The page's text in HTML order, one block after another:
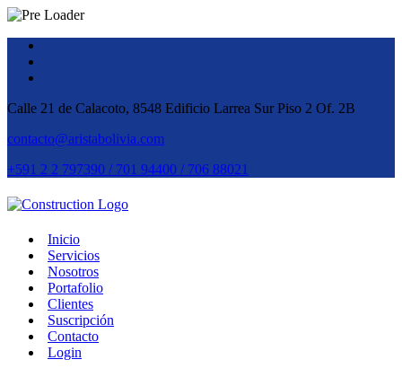
Calle 21 de Calacoto, 8548 Edificio Larrea Sur Piso 2 Of. 2B
contacto@aristabolivia.com
+591 2 2 797390 / 701 94400 / 706 88021
Inicio
Servicios
Nosotros
Portafolio
Clientes
Suscripción
Contacto
Login